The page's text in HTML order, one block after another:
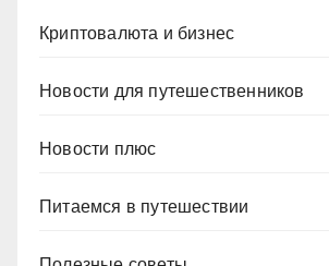
Криптовалюта и бизнес
Новости для путешественников
Новости плюс
Питаемся в путешествии